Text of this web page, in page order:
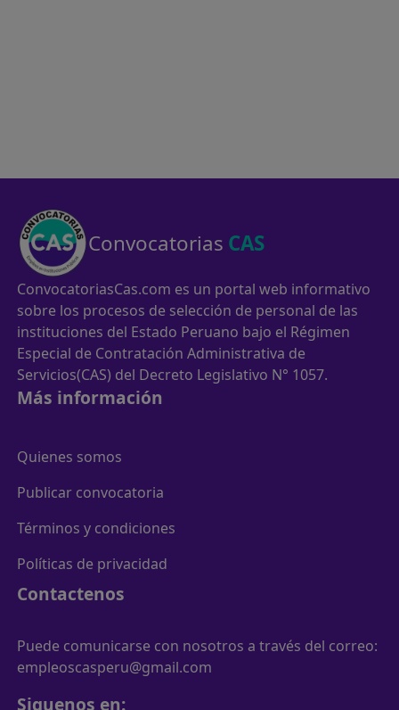
Convocatorias CAS
ConvocatoriasCas.com es un portal web informativo
sobre los procesos de selección de personal de las
instituciones del Estado Peruano bajo el Régimen
Especial de Contratación Administrativa de
Servicios(CAS) del Decreto Legislativo N° 1057.
Más información
Quienes somos
Publicar convocatoria
Términos y condiciones
Políticas de privacidad
Contactenos
Puede comunicarse con nosotros a través del correo:
empleoscasperu@gmail.com
Siguenos en: